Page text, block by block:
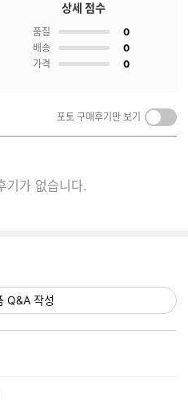
상세 점수
품질 0점
배송
0점
가격
0점
포토 구매후기만 보기
켜
기/
기가 없습니다.
Q&A 작성